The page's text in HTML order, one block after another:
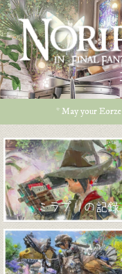
* May your
ミラプリの記録